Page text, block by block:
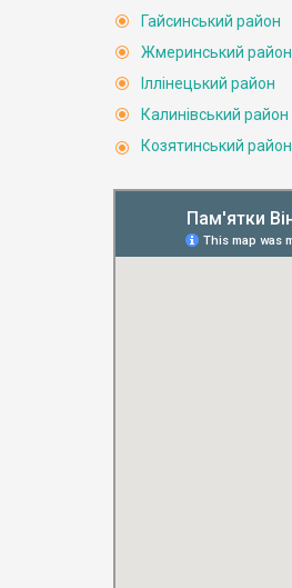
Гайсинський район
Жмеринський район
Іллінецький район
Калинівський район
Козятинський район